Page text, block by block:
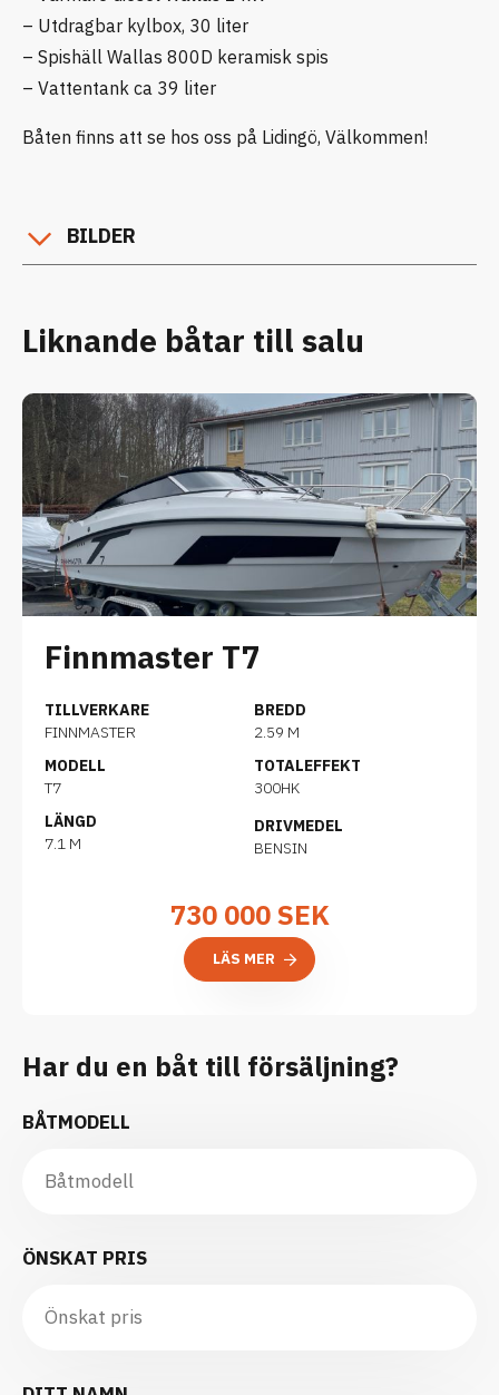
– Utdragbar kylbox, 30 liter
– Spishäll Wallas 800D keramisk spis
– Vattentank ca 39 liter
Båten finns att se hos oss på Lidingö, Välkommen!
BILDER
Liknande båtar till salu
Finnmaster T7
TILLVERKARE
FINNMASTER
MODELL
T7
LÄNGD
7.1 M
BREDD
2.59 M
TOTALEFFEKT
300HK
DRIVMEDEL
BENSIN
730 000SEK
LÄS MER
Har du en båt till försäljning?
BÅTMODELL
ÖNSKAT PRIS